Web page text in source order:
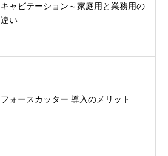
キャビテーション～家庭用と業務用の
違い
フォースカッター 導入のメリット